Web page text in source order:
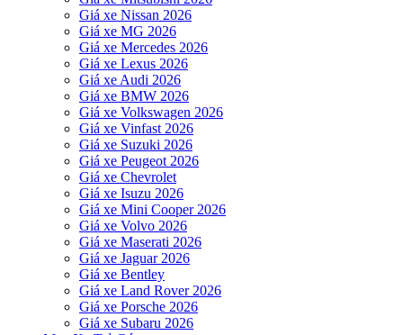
Giá xe Nissan 2026
Giá xe MG 2026
Giá xe Mercedes 2026
Giá xe Lexus 2026
Giá xe Audi 2026
Giá xe BMW 2026
Giá xe Volkswagen 2026
Giá xe Vinfast 2026
Giá xe Suzuki 2026
Giá xe Peugeot 2026
Giá xe Chevrolet
Giá xe Isuzu 2026
Giá xe Mini Cooper 2026
Giá xe Volvo 2026
Giá xe Maserati 2026
Giá xe Jaguar 2026
Giá xe Bentley
Giá xe Land Rover 2026
Giá xe Porsche 2026
Giá xe Subaru 2026